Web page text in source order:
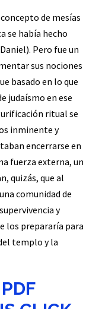
de mesías
se había hecho
Pero fue un
sus nociones
basado en lo que
judaísmo en ese
ritual se
inminente y
encerrarse en
fuerza externa, un
quizás, que al
comunidad de
y
los prepararía para
templo y la